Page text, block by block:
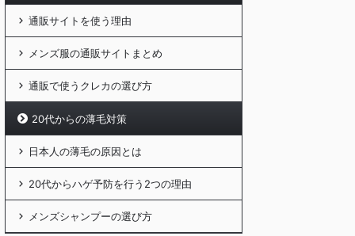
通販サイトを使う理由
メンズ服の通販サイトまとめ
通販で使うクレカの選び方
20代からの薄毛対策
日本人の薄毛の原因とは
20代からハゲ予防を行う2つの理由
メンズシャンプーの選び方